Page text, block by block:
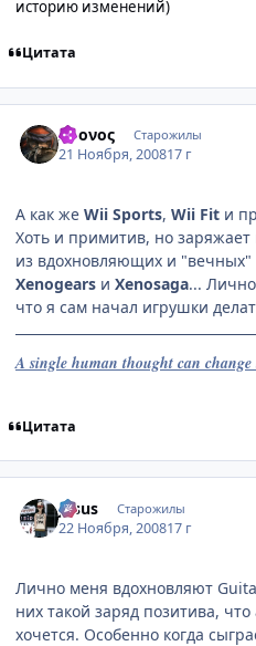
историю изменений)
Цитата
Χρονος Старожилы
21 Ноября, 200817 г
А как же Wii Sports, Wii Fit и
Хоть и примитив, но заряжает
из вдохновляющих и
Xenogears и Xenosaga...
что я сам начал игрушки
A single human thought can change
Цитата
Jesus Старожилы
22 Ноября, 200817 г
Лично меня вдохновляют
них такой заряд позитива,
хочется. Особенно когда